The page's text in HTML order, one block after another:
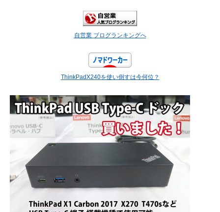
自営業 ブログランキングへ
ThinkPadX240を使い倒すは今何位？